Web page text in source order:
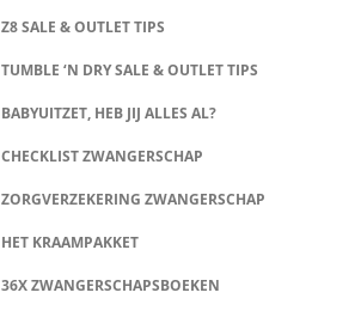
Z8 SALE & OUTLET TIPS
TUMBLE ‘N DRY SALE & OUTLET TIPS
BABYUITZET, HEB JIJ ALLES AL?
CHECKLIST ZWANGERSCHAP
ZORGVERZEKERING ZWANGERSCHAP
HET KRAAMPAKKET
36X ZWANGERSCHAPSBOEKEN